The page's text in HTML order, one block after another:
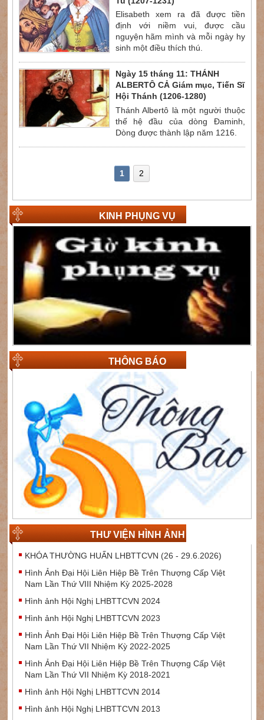
Elisabeth xem ra đã được tiền
định với niềm vui, được cầu
nguyện hãm mình và mỗi ngày hy
sinh một điều thích thú.
Ngày 15 tháng 11: THÁNH
ALBERTÔ CẢ Giám mục, Tiến Sĩ
Hội Thánh (1206-1280)
Thánh Albertô là một người thuộc
thế hệ đầu của dòng Đaminh,
Dòng được thành lập năm 1216.
1 2
KINH PHỤNG VỤ
THÔNG BÁO
THƯ VIỆN HÌNH ẢNH
KHÓA THƯỜNG HUẤN LHBTTCVN (26 - 29.6.2026)
Hình Ảnh Đại Hội Liên Hiệp Bề Trên Thượng Cấp Việt
Nam Lần Thứ VIII Nhiệm Kỳ 2025-2028
Hình ảnh Hội Nghị LHBTTCVN 2024
Hình ảnh Hội Nghị LHBTTCVN 2023
Hình Ảnh Đại Hội Liên Hiệp Bề Trên Thượng Cấp Việt
Nam Lần Thứ VII Nhiệm Kỳ 2022-2025
Hình Ảnh Đại Hội Liên Hiệp Bề Trên Thượng Cấp Việt
Nam Lần Thứ VII Nhiệm Kỳ 2018-2021
Hình ảnh Hội Nghị LHBTTCVN 2014
Hình ảnh Hội Nghị LHBTTCVN 2013